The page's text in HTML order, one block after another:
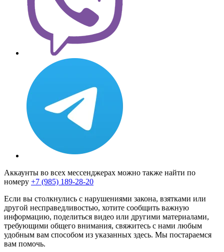
Аккаунты во всех мессенджерах можно также найти по
номеру +7 (985) 189-28-20
Если вы столкнулись с нарушениями закона, взятками или
другой несправедливостью, хотите сообщить важную
информацию, поделиться видео или другими материалами,
требующими общего внимания, свяжитесь с нами любым
удобным вам способом из указанных здесь. Мы постараемся
вам помочь.